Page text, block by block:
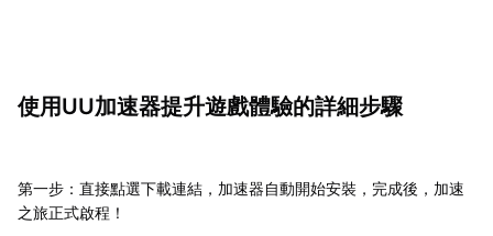
使用UU加速器提升遊戲體驗的詳細步驟
第一步：直接點選下載連結，加速器自動開始安裝，完成後，加速
之旅正式啟程！